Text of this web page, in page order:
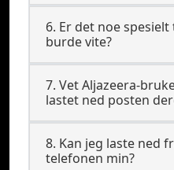
6. Er det noe
burde vite?
7. Vet Aljazeera-
lastet ned posten
8. Kan jeg laste ned
telefonen min?